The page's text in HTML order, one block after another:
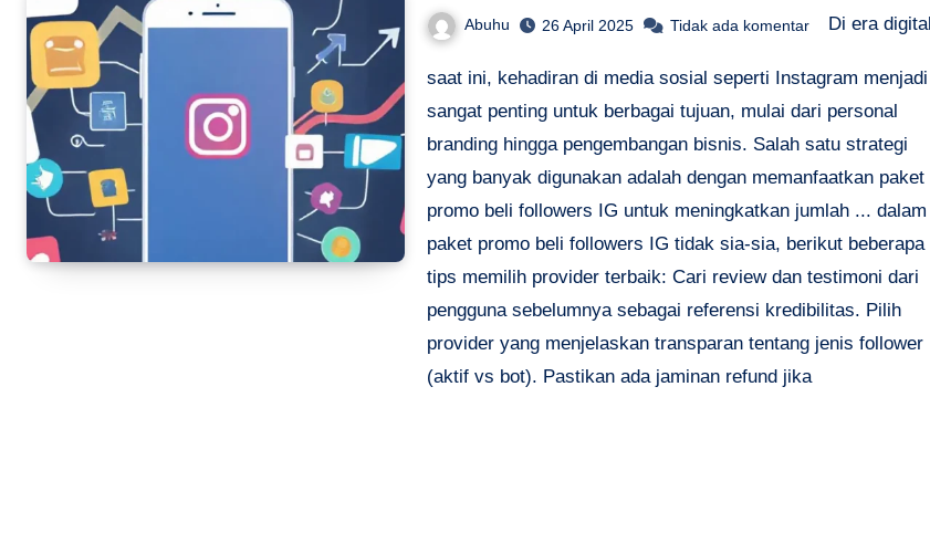
Abuhu 26 April 2025 Tidak ada komentar Di era digital
saat ini, kehadiran di media sosial seperti Instagram menjadi
sangat penting untuk berbagai tujuan, mulai dari personal
branding hingga pengembangan bisnis. Salah satu strategi
yang banyak digunakan adalah dengan memanfaatkan paket
promo beli followers IG untuk meningkatkan jumlah ... dalam
paket promo beli followers IG tidak sia-sia, berikut beberapa
tips memilih provider terbaik: Cari review dan testimoni dari
pengguna sebelumnya sebagai referensi kredibilitas. Pilih
provider yang menjelaskan transparan tentang jenis follower
(aktif vs bot). Pastikan ada jaminan refund jika